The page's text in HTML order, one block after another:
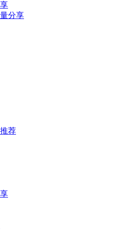
分享
荐